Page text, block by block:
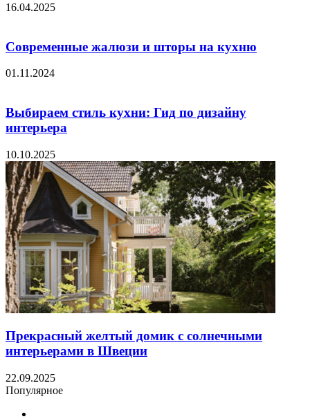
16.04.2025
Современные жалюзи и шторы на кухню
01.11.2024
Выбираем стиль кухни: Гид по дизайну
интерьера
10.10.2025
Прекрасный желтый домик с солнечными
интерьерами в Швеции
22.09.2025
Популярное